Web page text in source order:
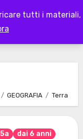
tutti i materiali,
GEOGRAFIA Terra
dai 6 anni